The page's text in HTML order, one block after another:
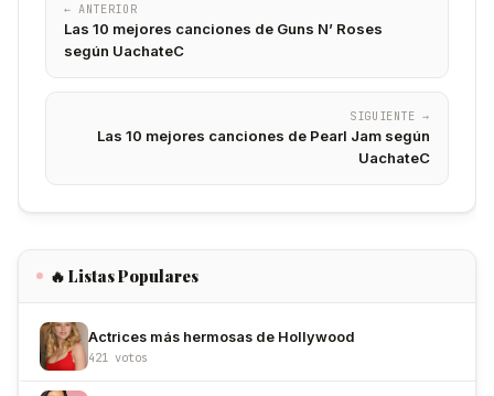
← ANTERIOR
Las 10 mejores canciones de Guns N’ Roses
según UachateC
SIGUIENTE →
Las 10 mejores canciones de Pearl Jam según
UachateC
🔥 Listas Populares
Actrices más hermosas de Hollywood
421 votos